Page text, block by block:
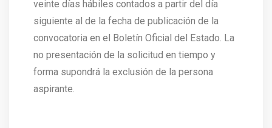
veinte días hábiles contados a partir del día
siguiente al de la fecha de publicación de la
convocatoria en el Boletín Oficial del Estado. La
no presentación de la solicitud en tiempo y
forma supondrá la exclusión de la persona
aspirante.